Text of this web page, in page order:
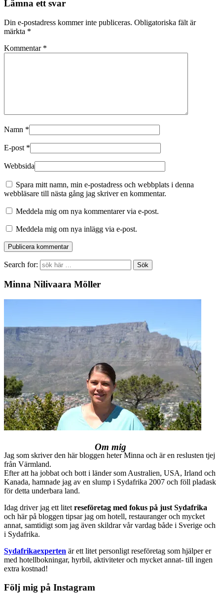
Lämna ett svar
Din e-postadress kommer inte publiceras. Obligatoriska fält är
märkta *
Kommentar *
Namn *
E-post *
Webbsida
Spara mitt namn, min e-postadress och webbplats i denna
webbläsare till nästa gång jag skriver en kommentar.
Meddela mig om nya kommentarer via e-post.
Meddela mig om nya inlägg via e-post.
Search for:
Minna Nilivaara Möller
Om mig
Jag som skriver den här bloggen heter Minna och är en reslusten tjej
från Värmland.
Efter att ha jobbat och bott i länder som Australien, USA, Irland och
Kanada, hamnade jag av en slump i Sydafrika 2007 och föll pladask
för detta underbara land.
Idag driver jag ett litet reseföretag med fokus på just Sydafrika
och här på bloggen tipsar jag om hotell, restauranger och mycket
annat, samtidigt som jag även skildrar vår vardag både i Sverige och
i Sydafrika.
Sydafrikaexperten är ett litet personligt reseföretag som hjälper er
med hotellbokningar, hyrbil, aktiviteter och mycket annat- till ingen
extra kostnad!
Följ mig på Instagram